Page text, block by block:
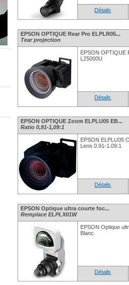
Détails
EPSON OPTIQUE Rear Pro ELPLR05...
Tear projection
EPSON OPTIQUE
L25000U
Détails
EPSON OPTIQUE Zoom ELPLU05 EB...
Ratio 0,91-1,09:1
EPSON ELPLU05
Lens 0.91-1.09:1
Détails
EPSON Optique ultra courte foc...
Remplace ELPLX01W
EPSON Optique
Blanc
Détails